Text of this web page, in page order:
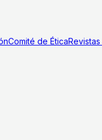
Comité de ÉticaRevistas